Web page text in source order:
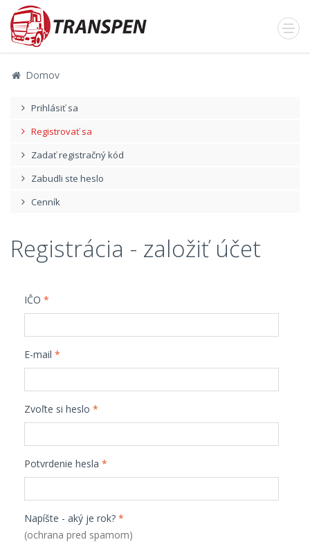
Domov
Prihlásiť sa
Registrovať sa
Zadať registračný kód
Zabudli ste heslo
Cenník
Registrácia - založiť účet
IČO *
E-mail *
Zvoľte si heslo *
Potvrdenie hesla *
Napíšte - aký je rok? *
(ochrana pred spamom)